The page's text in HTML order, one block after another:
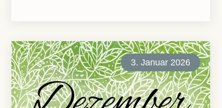
3. Januar 2026